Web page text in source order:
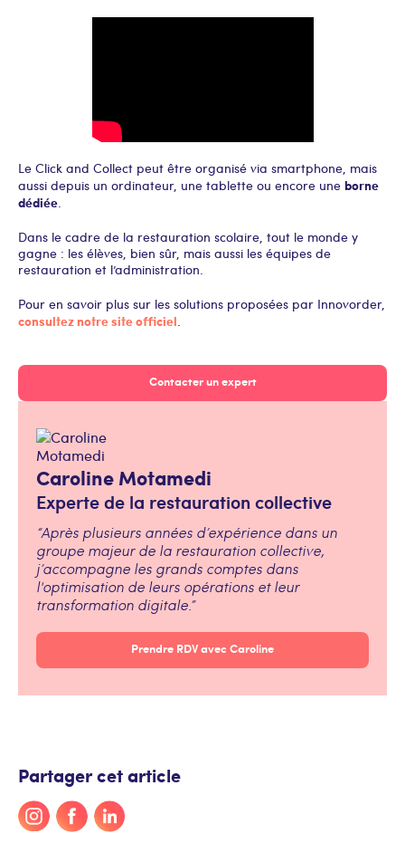
Le Click and Collect peut être organisé via smartphone, mais
aussi depuis un ordinateur, une tablette ou encore une borne
dédiée
Dans le cadre de la restauration scolaire, tout le monde y
gagne : les élèves, bien sûr, mais aussi les équipes de
restauration et l’administration.
Pour en savoir plus sur les solutions proposées par Innovorder,
consultez notre site officiel
Contacter un expert
Caroline Motamedi
Experte de la restauration collective
“Après plusieurs années d’expérience dans un
groupe majeur de la restauration collective,
j’accompagne les grands comptes dans
l'optimisation de leurs opérations et leur
transformation digitale.”
Prendre RDV avec Caroline
Partager cet article